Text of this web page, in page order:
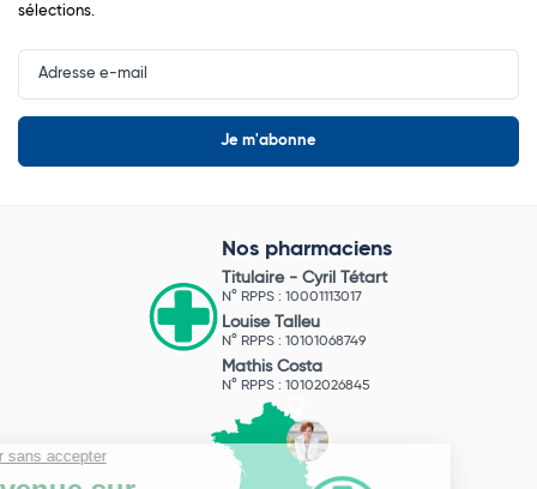
sélections.
Input
Newsletter
Nos pharmaciens
Titulaire - Cyril Tétart
N° RPPS : 10001113017
Louise Talleu
N° RPPS : 10101068749
Mathis Costa
N° RPPS : 10102026845